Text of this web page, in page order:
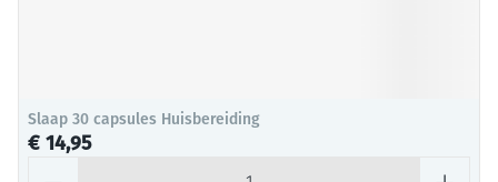
Slaap 30 capsules Huisbereiding
€ 14,95